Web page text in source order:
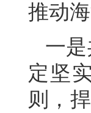
推动
一
定坚
则，